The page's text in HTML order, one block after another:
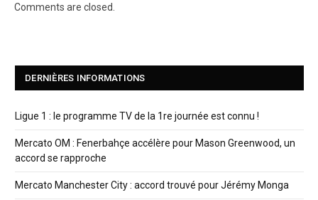
Comments are closed.
DERNIÈRES INFORMATIONS
Ligue 1 : le programme TV de la 1re journée est connu !
Mercato OM : Fenerbahçe accélère pour Mason Greenwood, un
accord se rapproche
Mercato Manchester City : accord trouvé pour Jérémy Monga